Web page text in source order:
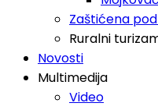
Zaštićena
Ruralni
Novosti
Multimedija
Video